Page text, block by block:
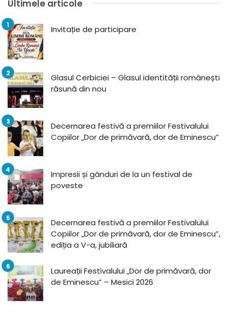
Ultimele articole
Invitație de participare
Glasul Cerbiciei – Glasul identității românești
răsună din nou
Decernarea festivă a premiilor Festivalului
Copiilor „Dor de primăvară, dor de Eminescu”
Impresii și gânduri de la un festival de
poveste
Decernarea festivă a premiilor Festivalului
Copiilor „Dor de primăvară, dor de Eminescu”,
ediția a V-a, jubiliară
Laureații Festivalului „Dor de primăvară, dor
de Eminescu” – Mesici 2026